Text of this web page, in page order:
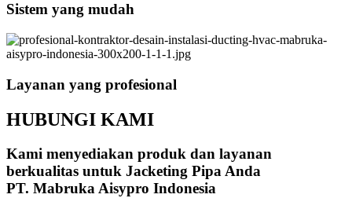
Sistem yang mudah
Layanan yang profesional
HUBUNGI KAMI
Kami menyediakan produk dan layanan
berkualitas untuk Jacketing Pipa Anda
PT. Mabruka Aisypro Indonesia